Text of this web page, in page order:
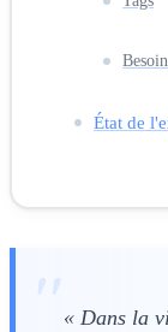
État de
« Dans la